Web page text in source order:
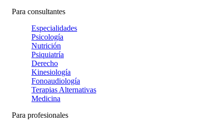
Para consultantes
Especialidades
Psicología
Nutrición
Psiquiatría
Derecho
Kinesiología
Fonoaudiología
Terapias Alternativas
Medicina
Para profesionales